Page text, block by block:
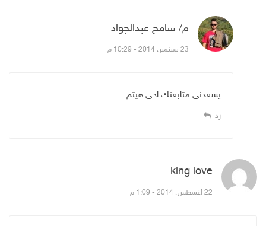
م/ سامح عبدالجواد
23 سبتمبر، 2014 - 10:29 م
يسعدنى متابعتك اخى هيثم
رد
king love
22 أغسطس، 2014 - 1:09 م